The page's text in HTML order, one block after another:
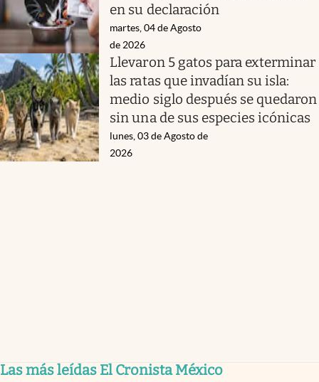
en su declaración
martes, 04 de Agosto
de 2026
Llevaron 5 gatos para exterminar
las ratas que invadían su isla:
medio siglo después se quedaron
sin una de sus especies icónicas
lunes, 03 de Agosto de
2026
Las más leídas El Cronista México